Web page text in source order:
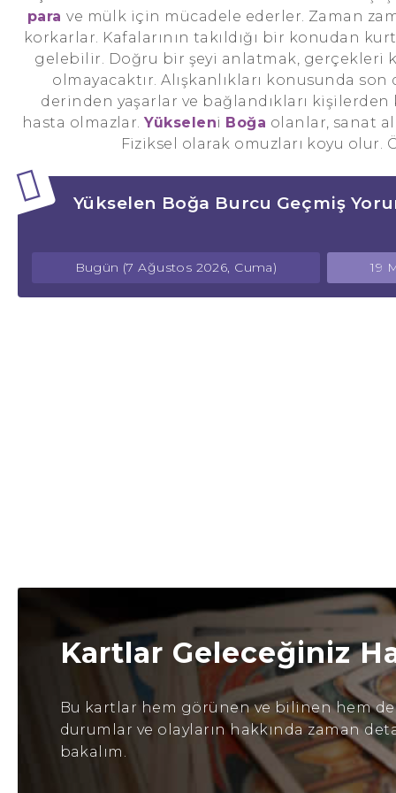
parave mülk için mücadele ederler. Zaman
korkarlar. Kafalarının takıldığı bir konudan
gelebilir. Doğru bir şeyi anlatmak, gerçekleri
olmayacaktır. Alışkanlıkları konusunda
derinden yaşarlar ve bağlandıkları kişilerden
hasta olmazlar.Yükseleni Boğa olanlar, sanat
Fiziksel olarak omuzları koyu olur.
Yükselen Boğa Burcu Geçmiş
Bugün (7 Ağustos 2026, Cuma) 19
Kartlar Geleceğiniz
Bu kartlar hem görünen ve bilinen hem
durumlar ve olayların hakkında zaman
bakalım.